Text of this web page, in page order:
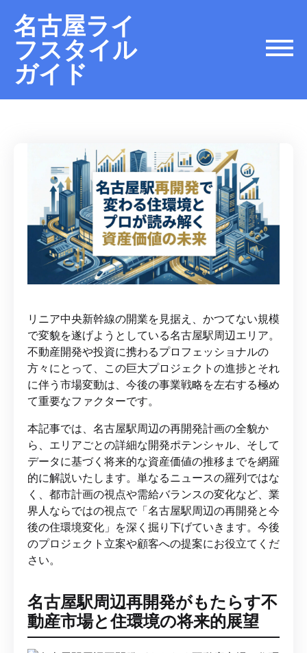
名古屋ライ
フスタイル
ガイド
リニア中央新幹線の開業を見据え、かつてない規模
で変貌を遂げようとしている名古屋駅周辺エリア。
不動産開発や投資に携わるプロフェッショナルの
方々にとって、この巨大プロジェクトの進捗とそれ
に伴う市場変動は、今後の事業戦略を左右する極め
て重要なファクターです。
本記事では、名古屋駅周辺の再開発計画の全貌か
ら、エリアごとの詳細な開発ポテンシャル、そして
データに基づく将来的な資産価値の推移までを網羅
的に解説いたします。単なるニュースの羅列ではな
く、都市計画の視点や需給バランスの変化など、業
界人ならではの視点で「名古屋駅周辺の再開発と今
後の住環境変化」を深く掘り下げていきます。今後
のプロジェクト立案や顧客への提案にお役立てくだ
さい。
名古屋駅周辺再開発がもたらす不
動産市場と住環境の将来的展望